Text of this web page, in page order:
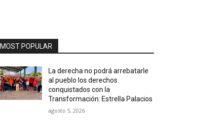
MOST POPULAR
La derecha no podrá arrebatarle
al pueblo los derechos
conquistados con la
Transformación: Estrella Palacios
agosto 5, 2026